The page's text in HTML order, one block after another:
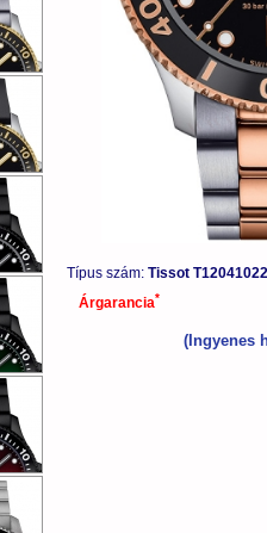
Típus szám: Tissot
Árgarancia*
(Ingyenes